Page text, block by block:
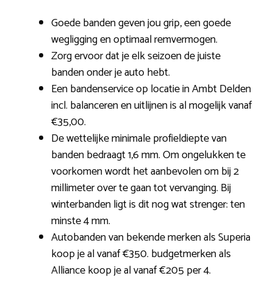
Goede banden geven jou grip, een goede
wegligging en optimaal remvermogen.
Zorg ervoor dat je elk seizoen de juiste
banden onder je auto hebt.
Een bandenservice op locatie in Ambt Delden
incl. balanceren en uitlijnen is al mogelijk vanaf
€35,00.
De wettelijke minimale profieldiepte van
banden bedraagt 1,6 mm. Om ongelukken te
voorkomen wordt het aanbevolen om bij 2
millimeter over te gaan tot vervanging. Bij
winterbanden ligt is dit nog wat strenger: ten
minste 4 mm.
Autobanden van bekende merken als Superia
koop je al vanaf €350. budgetmerken als
Alliance koop je al vanaf €205 per 4.